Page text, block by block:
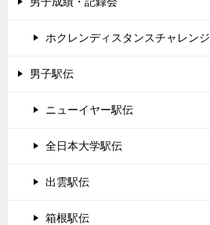
ホクレンディスタンスチャレンジ
男子駅伝
ニューイヤー駅伝
全日本大学駅伝
出雲駅伝
箱根駅伝